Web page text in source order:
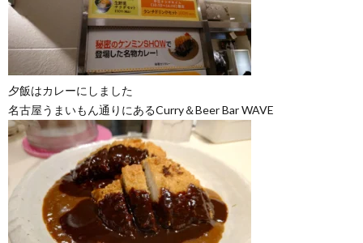
夕飯はカレーにしました
名古屋うまいもん通りにあるCurry＆Beer Bar WAVE